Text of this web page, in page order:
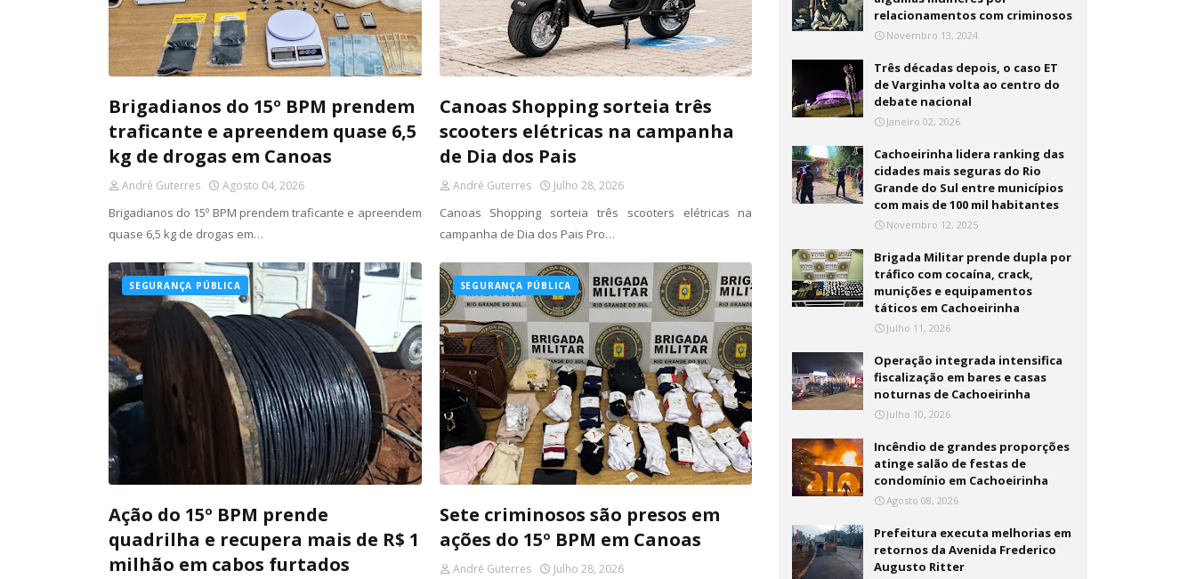
Brigadianos do 15º BPM prendem
traficante e apreendem quase 6,5
kg de drogas em Canoas
André Guterres Agosto 04, 2026
Brigadianos do 15º BPM prendem traficante e apreendem
quase 6,5 kg de drogas em…
Canoas Shopping sorteia três
scooters elétricas na campanha
de Dia dos Pais
André Guterres Julho 28, 2026
Canoas Shopping sorteia três scooters elétricas na
campanha de Dia dos Pais Pro…
SEGURANÇA PÚBLICA
Ação do 15º BPM prende
quadrilha e recupera mais de R$ 1
milhão em cabos furtados
SEGURANÇA PÚBLICA
Sete criminosos são presos em
ações do 15º BPM em Canoas
André Guterres Julho 28, 2026
relacionamentos com criminosos
Novembro 13, 2024
Três décadas depois, o caso ET
de Varginha volta ao centro do
debate nacional
Janeiro 02, 2026
Cachoeirinha lidera ranking das
cidades mais seguras do Rio
Grande do Sul entre municípios
com mais de 100 mil habitantes
Novembro 12, 2025
Brigada Militar prende dupla por
tráfico com cocaína, crack,
munições e equipamentos
táticos em Cachoeirinha
Julho 11, 2026
Operação integrada intensifica
fiscalização em bares e casas
noturnas de Cachoeirinha
Julho 10, 2026
Incêndio de grandes proporções
atinge salão de festas de
condomínio em Cachoeirinha
Agosto 08, 2026
Prefeitura executa melhorias em
retornos da Avenida Frederico
Augusto Ritter